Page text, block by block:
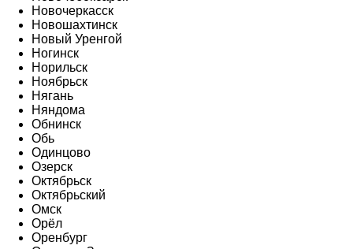
Новочеркасск
Новошахтинск
Новый Уренгой
Ногинск
Норильск
Ноябрьск
Нягань
Няндома
Обнинск
Обь
Одинцово
Озерск
Октябрьск
Октябрьский
Омск
Орёл
Оренбург